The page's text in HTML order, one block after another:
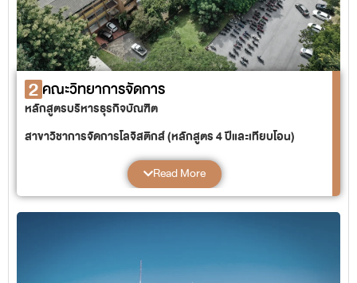
แขนงวิชาคณิตศาสตร์
แขนงวิชาวิทยาศาสตร์ทั่วไป
แขนงวิชาเคมี
แขนงวิชาชีววิทยา
แขนงวิชาฟิสิกส์
หลักสูตรครุศาสตร์อุตสาหกรรมบัณฑิต
สาขาวิชาอุตสาหกรรมศิลป์ (หลักสูตร 4 ปี)
2 คณะวิทยาการจัดการ
หลักสูตรบริหารธุรกิจบัณฑิต
สาขาวิชาการจัดการโลจิสติกส์ (หลักสูตร 4 ปีและเทียบโอน)
สาขาวิชาบริหารธุรกิจ (หลักสูตร 4 ปีและเทียบโอน)
แขนงวิชาการตลาด
แขนงวิชาการจัดการการค้าสมัยใหม่
แขนงวิชาการจัดการ
หลักสูตรนิเทศศาสตรบัณฑิต
Read More